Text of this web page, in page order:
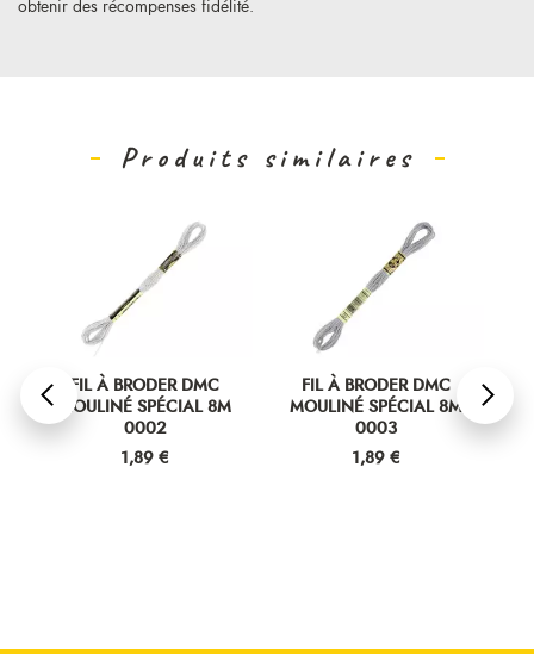
obtenir des récompenses fidélité.
Produits similaires
FIL À BRODER DMC
MOULINÉ SPÉCIAL 8M
0002
Prix
1,89 €
FIL À BRODER DMC
MOULINÉ SPÉCIAL 8M
0003
Prix
1,89 €